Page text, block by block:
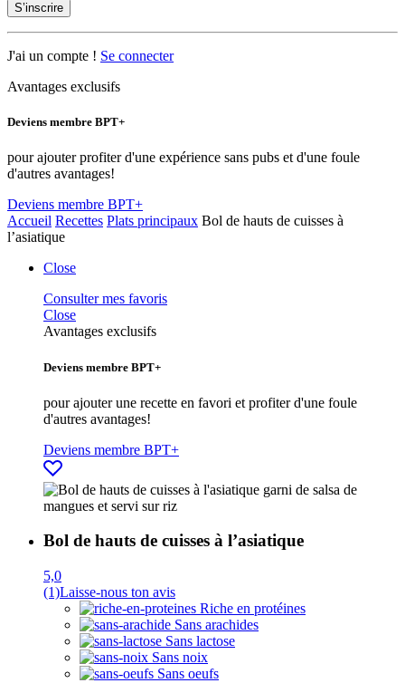
S’inscrire
J'ai un compte ! Se connecter
Avantages exclusifs
Deviens membre BPT+
pour ajouter profiter d'une expérience sans pubs et d'une foule
d'autres avantages!
Deviens membre BPT+
Accueil Recettes Plats principaux Bol de hauts de cuisses à
l’asiatique
Close
Consulter mes favoris
Close
Avantages exclusifs
Deviens membre BPT+
pour ajouter une recette en favori et profiter d'une foule
d'autres avantages!
Deviens membre BPT+
Bol de hauts de cuisses à l’asiatique
5,0
(1)Laisse-nous ton avis
Riche en protéines
Sans arachides
Sans lactose
Sans noix
Sans oeufs